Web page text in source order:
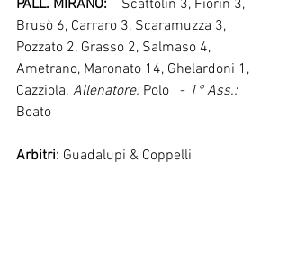
PALL. MIRANO:
    Scattolin 3, Fiorin 3,
Brusò 6, Carraro 3, Scaramuzza 3,
Pozzato 2, Grasso 2, Salmaso 4,
Ametrano, Maronato 14, Ghelardoni 1,
Cazziola. Allenatore: Polo   - 1° Ass.:
Boato
Arbitri: Guadalupi & Coppelli